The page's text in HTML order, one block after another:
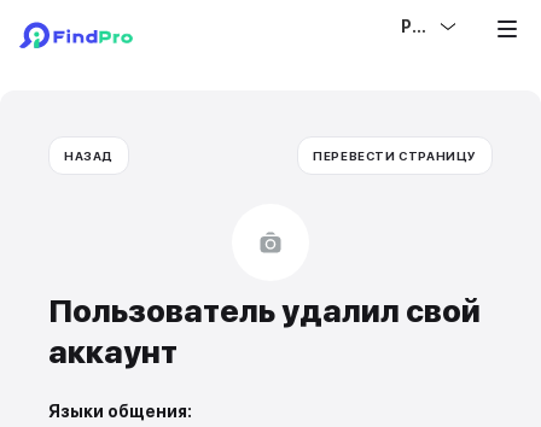
РУС
Пользователь удалил свой
аккаунт
ПЕРЕВЕСТИ СТРАНИЦУ
НАЗАД
Языки общения: